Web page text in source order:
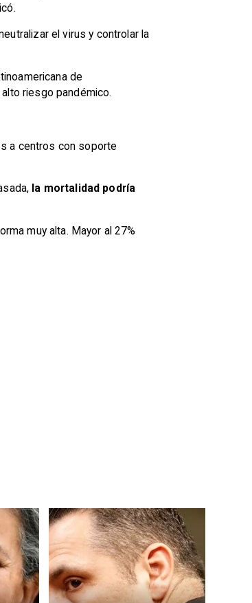
el virus y controlar la
de
riesgo pandémico.
a centros con soporte
la mortalidad podría
muy alta. Mayor al 27%